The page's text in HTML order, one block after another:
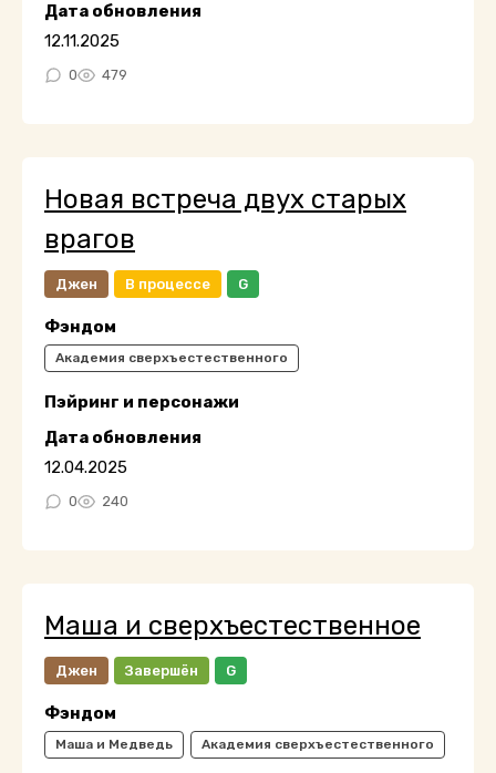
Дата обновления
12.11.2025
0 479
Новая встреча двух старых
врагов
Джен В процессе G
Фэндом
Академия сверхъестественного
Пэйринг и персонажи
Дата обновления
12.04.2025
0 240
Маша и сверхъестественное
Джен Завершён G
Фэндом
Маша и Медведь Академия сверхъестественного